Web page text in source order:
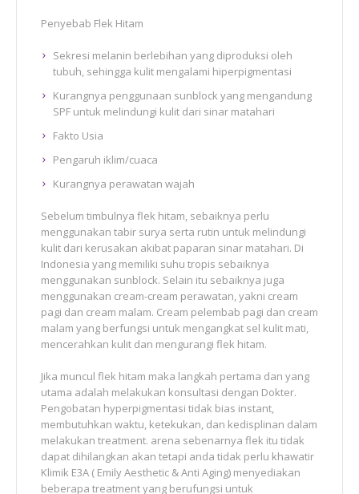
Penyebab Flek Hitam
Sekresi melanin berlebihan yang diproduksi oleh
tubuh, sehingga kulit mengalami hiperpigmentasi
Kurangnya penggunaan sunblock yang mengandung
SPF untuk melindungi kulit dari sinar matahari
Fakto Usia
Pengaruh iklim/cuaca
Kurangnya perawatan wajah
Sebelum timbulnya flek hitam, sebaiknya perlu
menggunakan tabir surya serta rutin untuk melindungi
kulit dari kerusakan akibat paparan sinar matahari. Di
Indonesia yang memiliki suhu tropis sebaiknya
menggunakan sunblock. Selain itu sebaiknya juga
menggunakan cream-cream perawatan, yakni cream
pagi dan cream malam. Cream pelembab pagi dan cream
malam yang berfungsi untuk mengangkat sel kulit mati,
mencerahkan kulit dan mengurangi flek hitam.
Jika muncul flek hitam maka langkah pertama dan yang
utama adalah melakukan konsultasi dengan Dokter.
Pengobatan hyperpigmentasi tidak bias instant,
membutuhkan waktu, ketekukan, dan kedisplinan dalam
melakukan treatment. arena sebenarnya flek itu tidak
dapat dihilangkan akan tetapi anda tidak perlu khawatir
Klimik E3A ( Emily Aesthetic & Anti Aging) menyediakan
beberapa treatment yang berufungsi untuk